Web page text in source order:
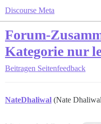
Discourse Meta
Forum-
Kategorie nur
Beitragen Seitenfeedback
NateDhaliwal (Nate